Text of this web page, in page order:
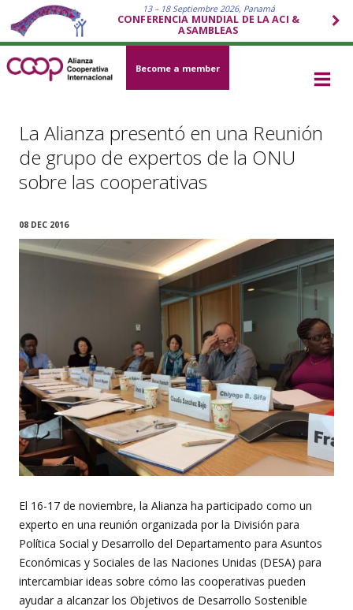
13 – 18 Septiembre 2026, Panamá
CONFERENCIA MUNDIAL DE LA ACI &
ASAMBLEAS
Become a member
La Alianza presentó en una Reunión
de grupo de expertos de la ONU
sobre las cooperativas
08 DEC 2016
El 16-17 de noviembre, la Alianza ha participado como un
experto en una reunión organizada por la División para
Política Social y Desarrollo del Departamento para Asuntos
Económicas y Sociales de las Naciones Unidas (DESA) para
intercambiar ideas sobre cómo las cooperativas pueden
ayudar a alcanzar los Objetivos de Desarrollo Sostenible